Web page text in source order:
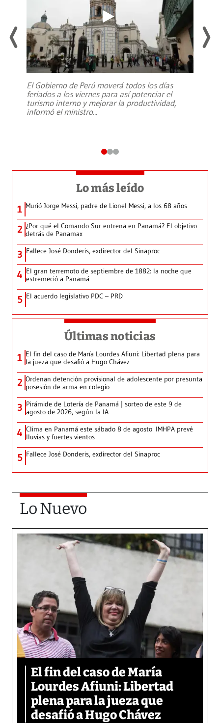
El Gobierno de Perú moverá todos los días
feriados a los viernes para así potenciar el
turismo interno y mejorar la productividad,
informó el ministro...
Lo más leído
1 Murió Jorge Messi, padre de Lionel Messi, a los 68 años
2 ¿Por qué el Comando Sur entrena en Panamá? El objetivo
detrás de Panamax
3 Fallece José Donderis, exdirector del Sinaproc
4 El gran terremoto de septiembre de 1882: la noche que
estremeció a Panamá
5 El acuerdo legislativo PDC – PRD
Últimas noticias
1 El fin del caso de María Lourdes Afiuni: Libertad plena para
la jueza que desafió a Hugo Chávez
2 Ordenan detención provisional de adolescente por presunta
posesión de arma en colegio
3 Pirámide de Lotería de Panamá | sorteo de este 9 de
agosto de 2026, según la IA
4 Clima en Panamá este sábado 8 de agosto: IMHPA prevé
lluvias y fuertes vientos
5 Fallece José Donderis, exdirector del Sinaproc
Lo Nuevo
El fin del caso de María
Lourdes Afiuni: Libertad
plena para la jueza que
desafió a Hugo Chávez